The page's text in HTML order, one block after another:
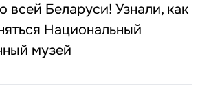
всей Беларуси! Узнали, как
Национальный
музей